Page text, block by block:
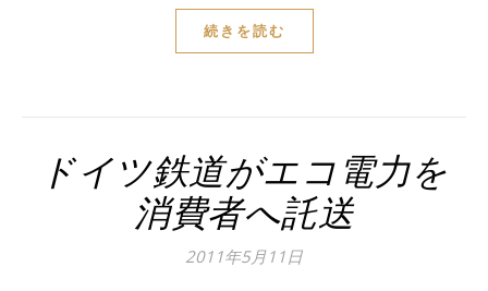
続きを読む
ドイツ鉄道がエコ電力を
消費者へ託送
2011年5月11日